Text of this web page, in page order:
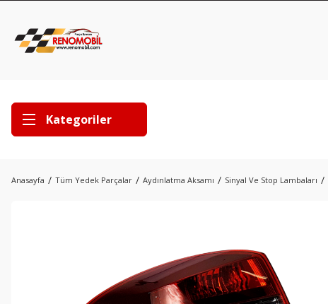
Kategoriler
Anasayfa Tüm Yedek Parçalar Aydınlatma Aksamı Sinyal Ve Stop Lambaları